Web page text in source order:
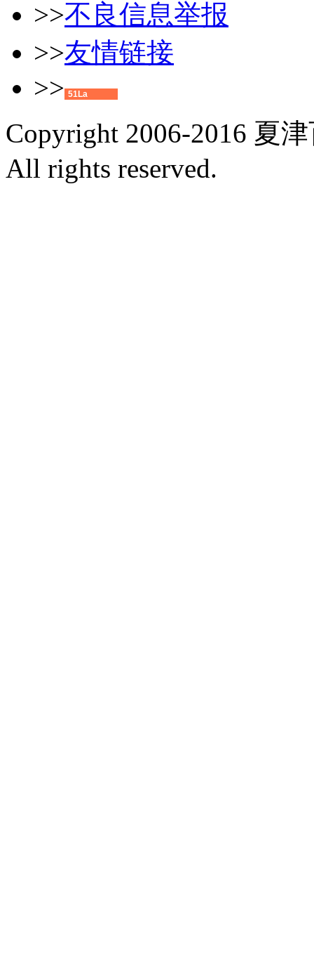
>>不良信息举报
>>友情链接
>> 51La
Copyright 2006-2016 夏
All rights reserved.